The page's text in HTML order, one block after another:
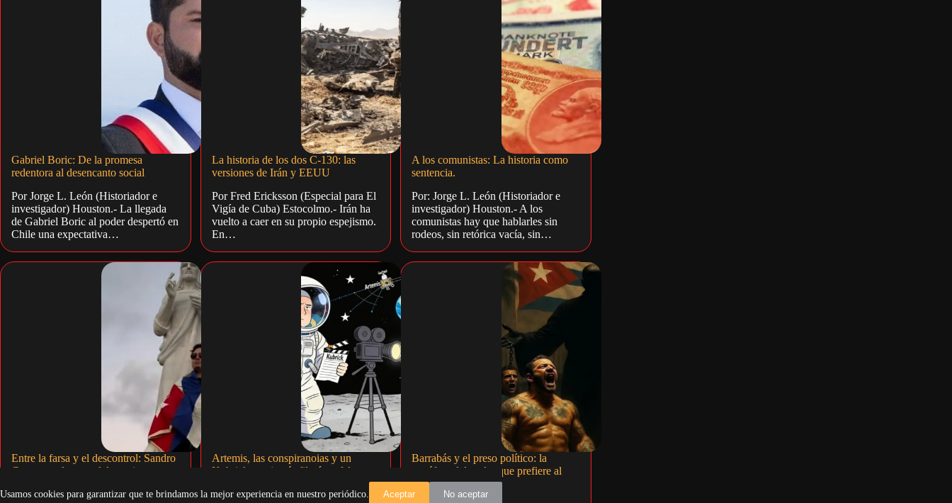
Usamos cookies para garantizar que te brindamos la mejor experiencia en nuestro periódico. Aceptar No aceptar
Gabriel Boric: De la promesa
redentora al desencanto social
Por Jorge L. León (Historiador e
investigador) Houston.- La llegada
de Gabriel Boric al poder despertó en
Chile una expectativa…
La historia de los dos C-130: las
versiones de Irán y EEUU
Por Fred Ericksson (Especial para El
Vigía de Cuba) Estocolmo.- Irán ha
vuelto a caer en su propio espejismo.
En…
A los comunistas: La historia como
sentencia.
Por: Jorge L. León (Historiador e
investigador) Houston.- A los
comunistas hay que hablarles sin
rodeos, sin retórica vacía, sin…
Entre la farsa y el descontrol: Sandro
Castro en el ocaso del castrismo
Por Jorge L. León (Historiador e
Artemis, las conspiranoias y un
Kubrick que jamás filmó un falso
Barrabás y el preso político: la
metáfora del poder que prefiere al
delincuente común